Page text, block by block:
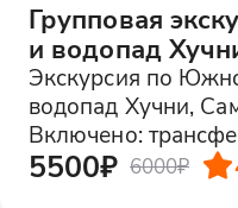
Групповая
и водопад
Экскурсия по
водопад Хучни,
Включено:
5500₽ 6000₽